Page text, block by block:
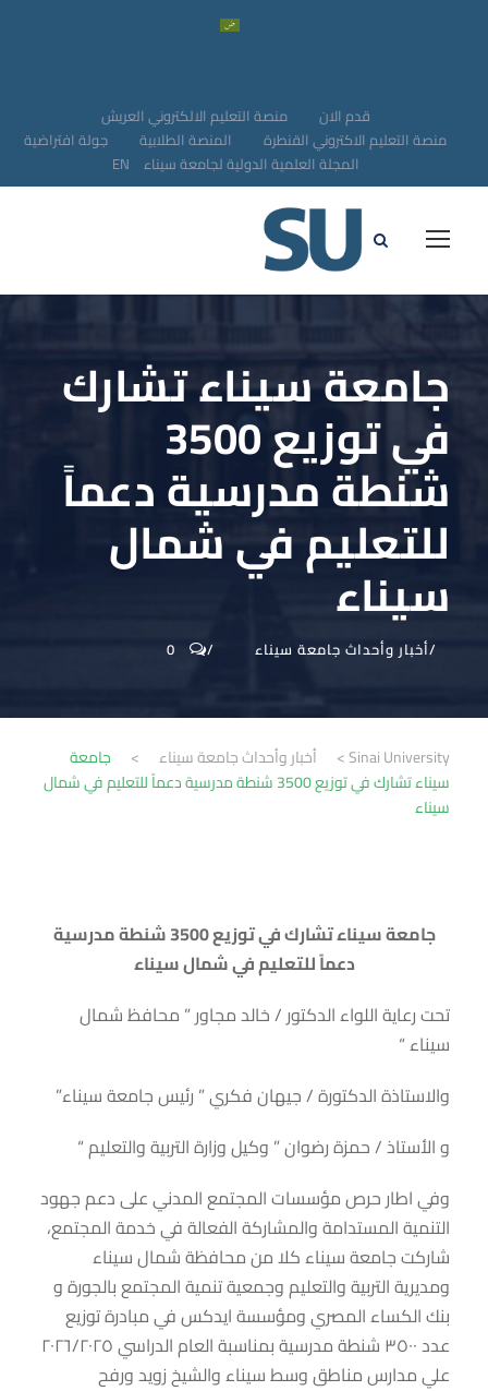
قدم الان
منصة التعليم الالكتروني العريش
منصة التعليم الاكتروني القنطرة
المنصة الطلابية
جولة افتراضية
المجلة العلمية الدولية لجامعة سيناء EN
جامعة سيناء تشارك
في توزيع 3500
شنطة مدرسية دعماً
للتعليم في شمال
سيناء
أخبار وأحداث جامعة سيناء 0
Sinai University
> أخبار وأحداث جامعة سيناء >
جامعة
سيناء تشارك في توزيع 3500 شنطة مدرسية دعماً للتعليم في شمال
سيناء
جامعة سيناء تشارك في توزيع 3500 شنطة مدرسية
دعماً للتعليم في شمال سيناء
تحت رعاية اللواء الدكتور / خالد مجاور ” محافظ شمال
سيناء “
والاستاذة الدكتورة / جيهان فكري ” رئيس جامعة سيناء”
و الأستاذ / حمزة رضوان ” وكيل وزارة التربية والتعليم “
وفي اطار حرص مؤسسات المجتمع المدني على دعم جهود
التنمية المستدامة والمشاركة الفعالة في خدمة المجتمع،
شاركت جامعة سيناء كلا من محافظة شمال سيناء
ومديرية التربية والتعليم وجمعية تنمية المجتمع بالجورة و
بنك الكساء المصري ومؤسسة ايدكس في مبادرة توزيع
عدد ٣٥٠٠ شنطة مدرسية بمناسبة العام الدراسي ٢٠٢٦/٢٠٢٥
علي مدارس مناطق وسط سيناء والشيخ زويد ورفح